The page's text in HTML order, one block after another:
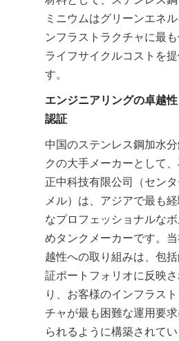
ミニウムはグリーンエネル
ンフラストラクチャに最
ライフサイクルコストを提
す。
エンジニアリングの卓越
認証
中国のステンレス鋼加水
クの大手メーカーとして
正中科技有限公司（セン
メル）は、アジアで最も
なプロフェッショナルな
めタンクメーカーです。
越性への取り組みは、包
証ポートフォリオに反映
り、お客様のインフラスト
チャが最も困難な運用要求
られるように構築されて